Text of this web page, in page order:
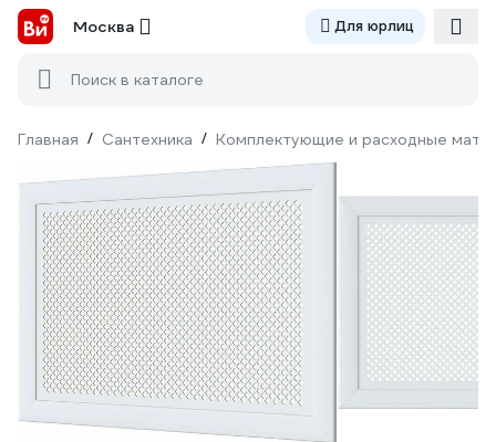
Москва Для юрлиц
Поиск в каталоге
Главная / Сантехника / Комплектующие и расходные